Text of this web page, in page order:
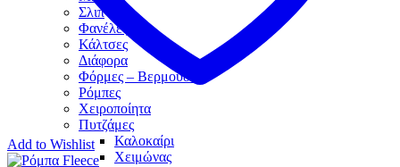
Σλιπ
Φανέλες
Κάλτσες
Διάφορα
Φόρμες – Βερμούδες
Ρόμπες
Χειροποίητα
Πυτζάμες
Καλοκαίρι
Χειμώνας
Add to Wishlist